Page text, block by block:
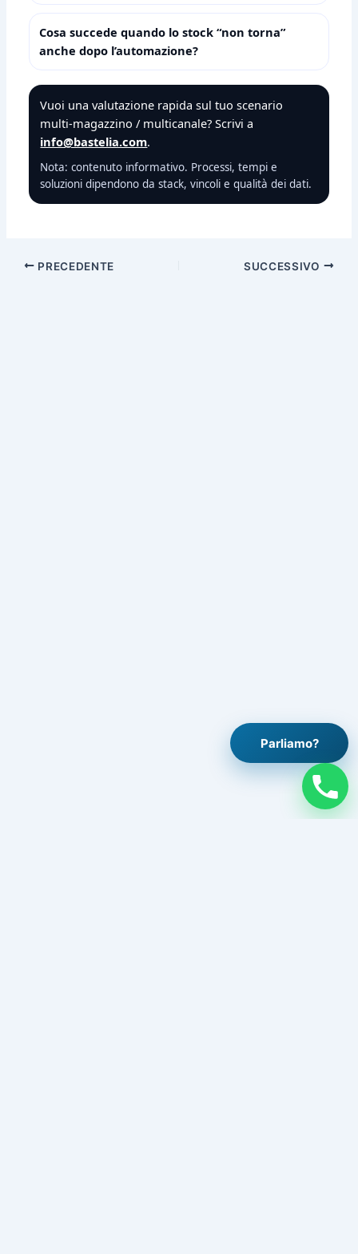
Cosa succede quando lo stock “non torna”
anche dopo l’automazione?
Vuoi una valutazione rapida sul tuo scenario
multi‑magazzino / multicanale? Scrivi a
info@bastelia.com.
Nota: contenuto informativo. Processi, tempi e
soluzioni dipendono da stack, vincoli e qualità dei dati.
PRECEDENTE SUCCESSIVO
Parliamo?